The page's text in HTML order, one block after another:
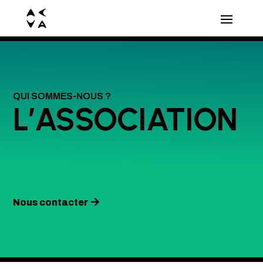
QUI SOMMES-NOUS ?
L’ASSOCIATION
Nous contacter